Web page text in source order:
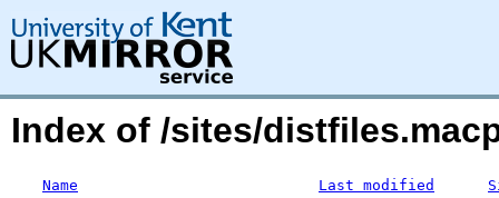
Index of /sites/
Name Last modified